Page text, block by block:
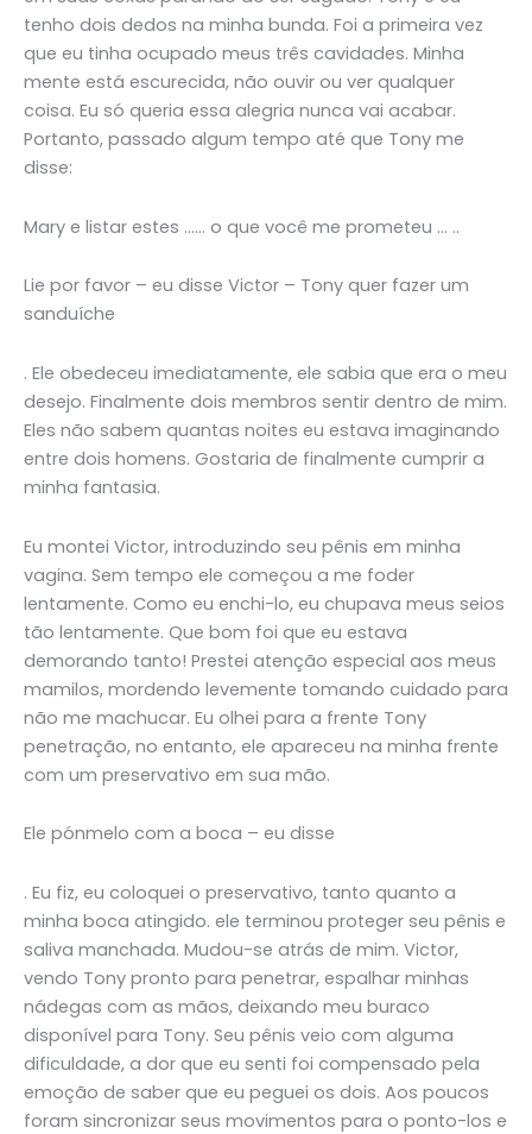
tenho dois dedos na minha bunda. Foi a primeira vez
que eu tinha ocupado meus três cavidades. Minha
mente está escurecida, não ouvir ou ver qualquer
coisa. Eu só queria essa alegria nunca vai acabar.
Portanto, passado algum tempo até que Tony me
disse:
Mary e listar estes …… o que você me prometeu … ..
Lie por favor – eu disse Victor – Tony quer fazer um
sanduíche
. Ele obedeceu imediatamente, ele sabia que era o meu
desejo. Finalmente dois membros sentir dentro de mim.
Eles não sabem quantas noites eu estava imaginando
entre dois homens. Gostaria de finalmente cumprir a
minha fantasia.
Eu montei Victor, introduzindo seu pênis em minha
vagina. Sem tempo ele começou a me foder
lentamente. Como eu enchi-lo, eu chupava meus seios
tão lentamente. Que bom foi que eu estava
demorando tanto! Prestei atenção especial aos meus
mamilos, mordendo levemente tomando cuidado para
não me machucar. Eu olhei para a frente Tony
penetração, no entanto, ele apareceu na minha frente
com um preservativo em sua mão.
Ele pónmelo com a boca – eu disse
. Eu fiz, eu coloquei o preservativo, tanto quanto a
minha boca atingido. ele terminou proteger seu pênis e
saliva manchada. Mudou-se atrás de mim. Victor,
vendo Tony pronto para penetrar, espalhar minhas
nádegas com as mãos, deixando meu buraco
disponível para Tony. Seu pênis veio com alguma
dificuldade, a dor que eu senti foi compensado pela
emoção de saber que eu peguei os dois. Aos poucos
foram sincronizar seus movimentos para o ponto-los e